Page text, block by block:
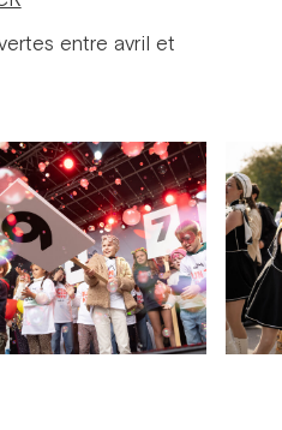
entre avril et